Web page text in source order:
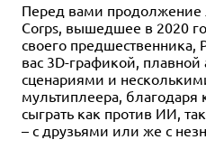
Перед вами продолжение
Corps, вышедшее в 2020
своего предшественника,
вас 3D-графикой,
сценариями и
мультиплеера,
сыграть как против ИИ,
– с друзьями или же с